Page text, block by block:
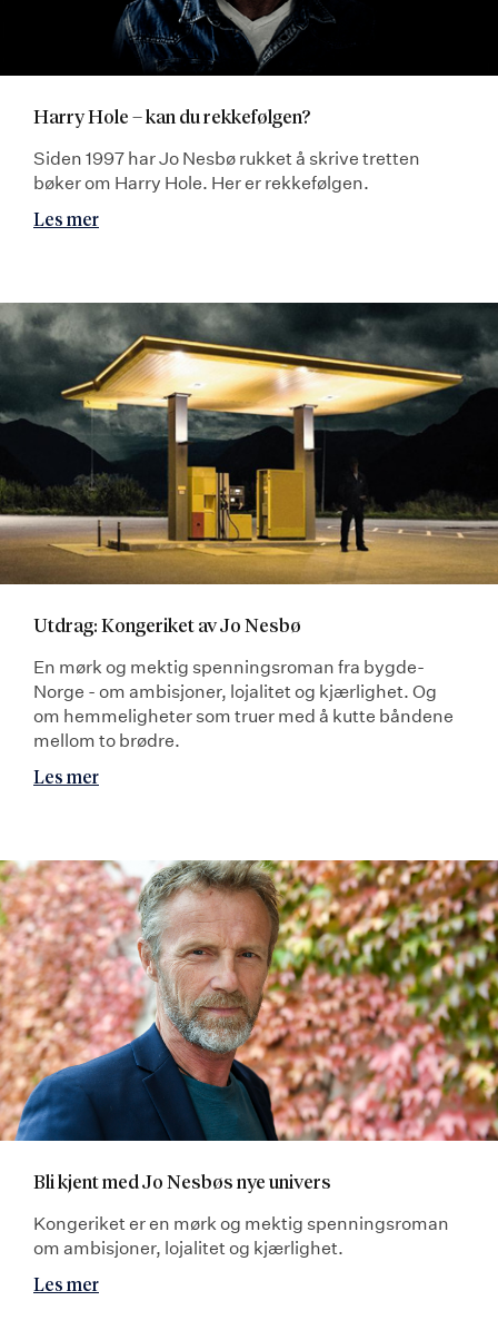
Harry Hole – kan du rekkefølgen?
Siden 1997 har Jo Nesbø rukket å skrive tretten
bøker om Harry Hole. Her er rekkefølgen.
Les mer
Utdrag: Kongeriket av Jo Nesbø
En mørk og mektig spenningsroman fra bygde-
Norge - om ambisjoner, lojalitet og kjærlighet. Og
om hemmeligheter som truer med å kutte båndene
mellom to brødre.
Les mer
Bli kjent med Jo Nesbøs nye univers
Kongeriket er en mørk og mektig spenningsroman
om ambisjoner, lojalitet og kjærlighet.
Les mer